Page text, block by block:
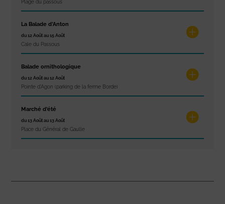
Plage du passous
La Balade d’Anton
du 12 Août au 15 Août
Cale du Passous
Balade ornithologique
du 12 Août au 12 Août
Pointe d'Agon (parking de la ferme Borde)
Marché d’été
du 13 Août au 13 Août
Place du Général de Gaulle